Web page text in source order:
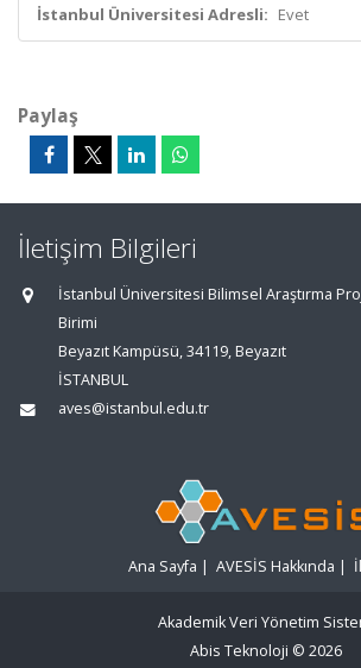
İstanbul Üniversitesi Adresli: Evet
Paylaş
İletişim Bilgileri
İstanbul Üniversitesi Bilimsel Araştırma
Birimi
Beyazıt Kampüsü, 34119, Beyazıt
İSTANBUL
aves@istanbul.edu.tr
Ana Sayfa | AVESİS Hakkında |
Akademik Veri Yönetim
Abis Teknoloji © 2026